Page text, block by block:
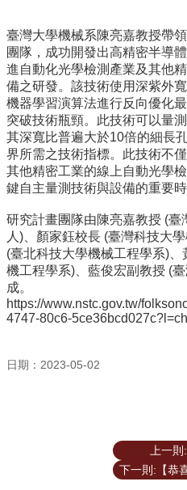
站
導
覽
English
系
所
簡
介
程
簡
介
教
學
研
系
臺灣大學機械系陳亮嘉教授帶
團隊，成功開發出高精密半導
進自動化光學檢測產業及其他
備之研發。該技術使用深紫外
機器學習演算法進行反向優化
突破技術瓶頸。此技術可以量
其深寬比普遍大於10倍的細長
界所需之技術指標。此技術不
其他精密工業的線上自動光學
鍵自主量測技術與設備的重要時
研究計畫團隊由陳亮嘉教授 (
人)、顏家鈺校長 (臺灣科技大
(臺北科技大學機械工程學系)
機工程學系)、藍俊宏副教授 (
成。
https://www.nstc.gov.tw/
4747-80c6-5ce36bcd027c?l=ch
日期：2023-05-02
上一